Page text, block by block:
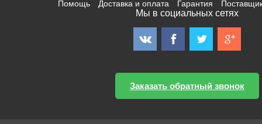
Помощь Доставка и оплата Гарантия
Мы в социальных сетях
Заказать обратный звонок